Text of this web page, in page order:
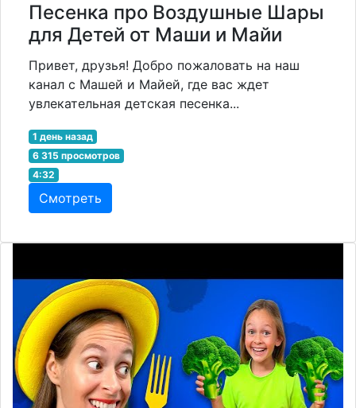
Песенка про Воздушные Шары
для Детей от Маши и Майи
Привет, друзья! Добро пожаловать на наш
канал с Машей и Майей, где вас ждет
увлекательная детская песенка...
1 день назад
6 315 просмотров
4:32
Смотреть